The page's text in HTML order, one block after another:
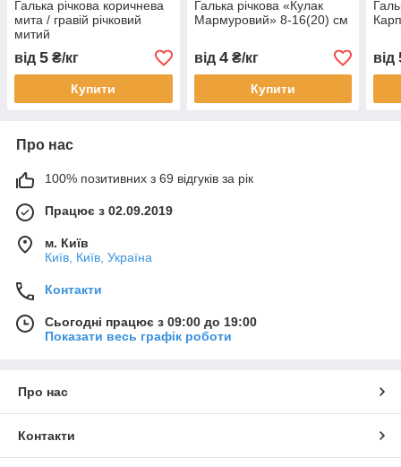
Галька річкова коричнева
мита / гравій річковий
митий
від 5 ₴/кг
Купити
Галька річкова «Кулак
Мармуровий» 8-16(20) см
від 4₴/кг
Купити
від
Про нас
100% позитивних з 69 відгуків за рік
Працює з 02.09.2019
м. Київ
Київ, Київ, Україна
Контакти
Сьогодні працює з 09:00 до 19:00
Показати весь графік роботи
Про нас
Контакти